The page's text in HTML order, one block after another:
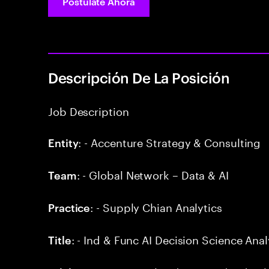
Descripción De La Posición
Job Description
Entity: - Accenture Strategy & Consulting
Team: - Global Network – Data & AI
Practice: - Supply Chian Analytics
Title: - Ind & Func AI Decision Science